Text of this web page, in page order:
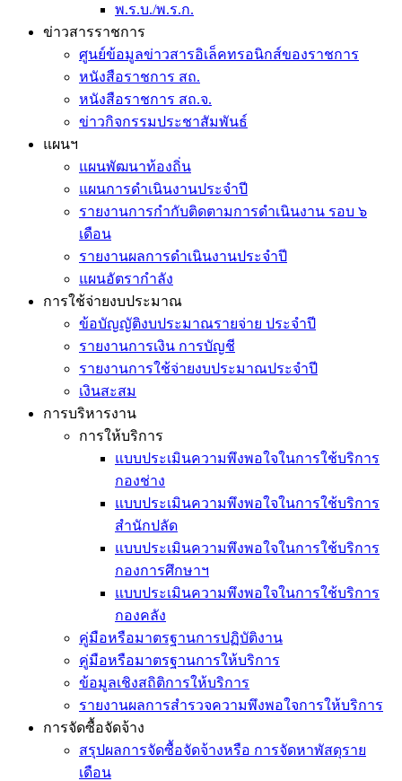
พ.ร.บ./พ.ร.ก.
ข่าวสารราชการ
ศูนย์ข้อมูลข่าวสารอิเล็คทรอนิกส์ของราชการ
หนังสือราชการ สถ.
หนังสือราชการ สถ.จ.
ข่าวกิจกรรมประชาสัมพันธ์
แผนฯ
แผนพัฒนาท้องถิ่น
แผนการดำเนินงานประจำปี
รายงานการกำกับติดตามการดำเนินงาน รอบ ๖
เดือน
รายงานผลการดำเนินงานประจำปี
แผนอัตรากำลัง
การใช้จ่ายงบประมาณ
ข้อบัญญัติงบประมาณรายจ่าย ประจำปี
รายงานการเงิน การบัญชี
รายงานการใช้จ่ายงบประมาณประจำปี
เงินสะสม
การบริหารงาน
การให้บริการ
แบบประเมินความพึงพอใจในการใช้บริการ
กองช่าง
แบบประเมินความพึงพอใจในการใช้บริการ
สำนักปลัด
แบบประเมินความพึงพอใจในการใช้บริการ
กองการศึกษาฯ
แบบประเมินความพึงพอใจในการใช้บริการ
กองคลัง
คู่มือหรือมาตรฐานการปฏิบัติงาน
คู่มือหรือมาตรฐานการให้บริการ
ข้อมูลเชิงสถิติการให้บริการ
รายงานผลการสำรวจความพึงพอใจการให้บริการ
การจัดซื้อจัดจ้าง
สรุปผลการจัดซื้อจัดจ้างหรือ การจัดหาพัสดุราย
เดือน